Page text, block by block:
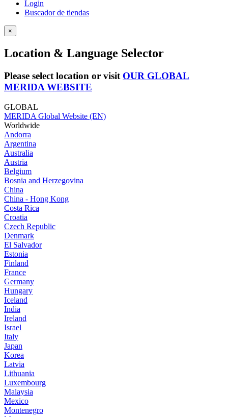
Login
Buscador de tiendas
×
Location & Language Selector
Please select location or visit OUR GLOBAL
MERIDA WEBSITE
GLOBAL
MERIDA Global Website (EN)
Worldwide
Andorra
Argentina
Australia
Austria
Belgium
Bosnia and Herzegovina
China
China - Hong Kong
Costa Rica
Croatia
Czech Republic
Denmark
El Salvador
Estonia
Finland
France
Germany
Hungary
Iceland
India
Ireland
Israel
Italy
Japan
Korea
Latvia
Lithuania
Luxembourg
Malaysia
Mexico
Montenegro